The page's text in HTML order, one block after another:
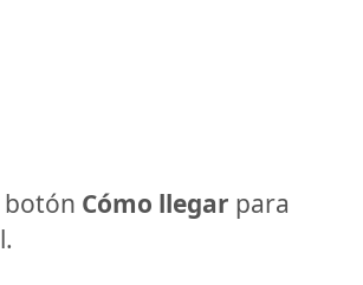
botón Cómo llegar para